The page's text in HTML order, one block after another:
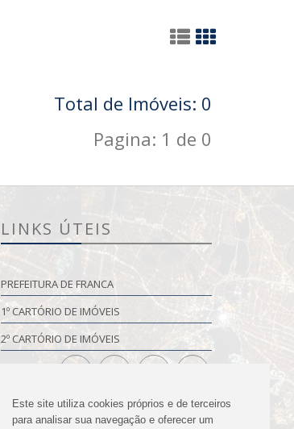
Total de Imóveis: 0
Pagina: 1 de 0
LINKS ÚTEIS
PREFEITURA DE FRANCA
1º CARTÓRIO DE IMÓVEIS
2º CARTÓRIO DE IMÓVEIS
Este site utiliza cookies próprios e de terceiros
para analisar sua navegação e oferecer um